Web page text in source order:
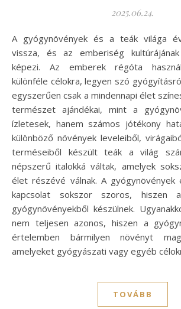
2025.06.24.
A gyógynövények és a teák világa évezredekre nyúlik
vissza, és az emberiség
képezi. Az emberek régóta
különféle célokra, legyen szó
egyszerűen csak a mindennapi élet
természet ajándékai, mint a
ízletesek, hanem számos jótékony
különböző növények leveleiből,
terméseiből készült teák a világ
népszerű italokká váltak, amelyek
élet részévé válnak. A
kapcsolat sokszor szoros, hiszen
gyógynövényekből készülnek.
nem teljesen azonos, hiszen a
értelemben bármilyen növényt
amelyeket gyógyászati vagy egyéb
TOVÁBB